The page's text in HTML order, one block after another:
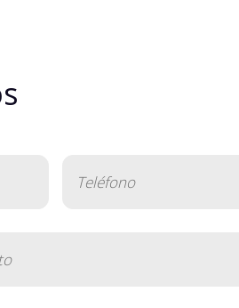
(Obligatorio)